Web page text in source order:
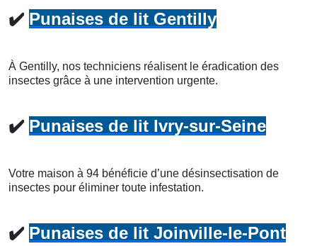
✔️ Punaises de lit Gentilly
À Gentilly, nos techniciens réalisent le éradication des
insectes grâce à une intervention urgente.
✔️ Punaises de lit Ivry-sur-Seine
Votre maison à 94 bénéficie d’une désinsectisation de
insectes pour éliminer toute infestation.
✔️ Punaises de lit Joinville-le-Pont